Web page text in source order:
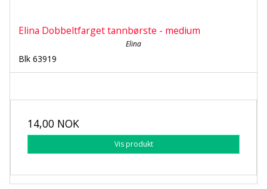
Elina Dobbeltfarget tannbørste - medium
Elina
Blk 63919
14,00 NOK
Vis produkt